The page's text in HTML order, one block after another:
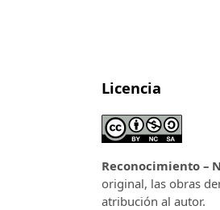
Licencia
Reconocimiento –
original, las obras
atribución al autor.